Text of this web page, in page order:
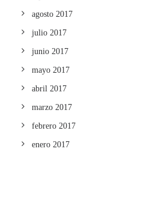
agosto 2017
julio 2017
junio 2017
mayo 2017
abril 2017
marzo 2017
febrero 2017
enero 2017